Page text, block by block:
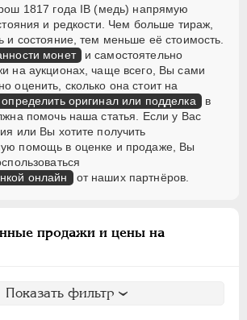
1817 года IВ (медь) напрямую
и редкости. Чем больше тираж,
и состояние, тем меньше её стоимость.
монет и самостоятельно
на аукционах, чаще всего, Вы сами
оценить, сколько она стоит на
определить оригинал или подделка в
помочь наша статья. Если у Вас
или Вы хотите получить
помощь в оценке и продаже, Вы
онлайн от наших партнёров.
продажи и цены на
Показать фильтр